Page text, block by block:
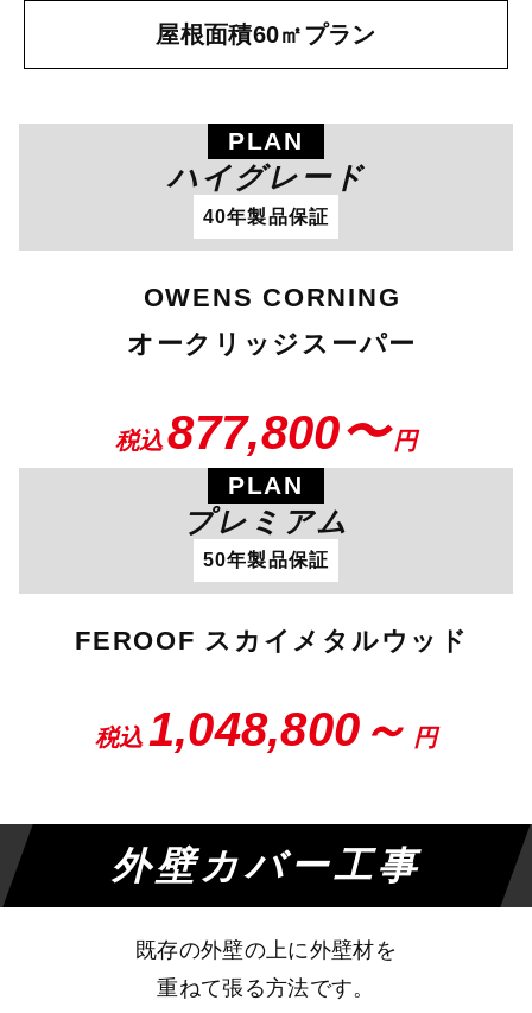
屋根面積60㎡プラン
PLAN
ハイグレード
40年製品保証
OWENS CORNING
オークリッジスーパー
税込877,800〜 円
PLAN
プレミアム
50年製品保証
FEROOF スカイメタルウッド
税込 1,048,800～ 円
外壁カバー工事
既存の外壁の上に外壁材を
重ねて張る方法です。